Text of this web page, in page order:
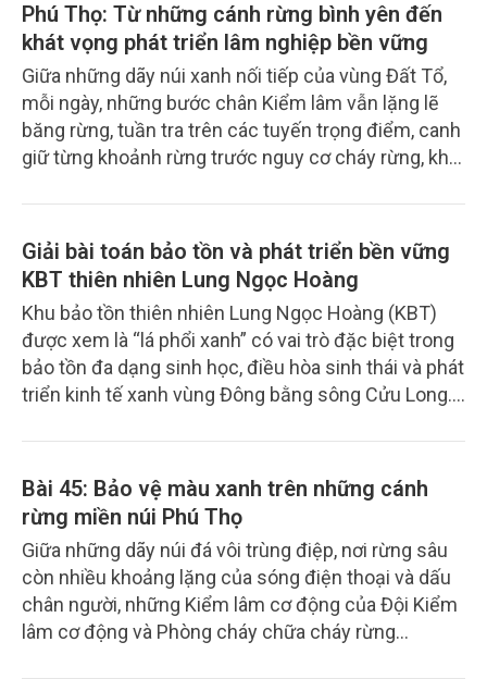
thực, từ tuần tra bảo vệ rừng, phòng cháy chữa
cháy đến chăm sóc, làm giàu rừng và xây dựng
quản lý rừng bền vững.
Phú Thọ: Từ những cánh rừng bình yên đến
khát vọng phát triển lâm nghiệp bền vững
Giữa những dãy núi xanh nối tiếp của vùng Đất Tổ,
mỗi ngày, những bước chân Kiểm lâm vẫn lặng lẽ
băng rừng, tuần tra trên các tuyến trọng điểm, canh
giữ từng khoảnh rừng trước nguy cơ cháy rừng, khai
nghiệt của biến đổi khí hậu. Sáu tháng đầu năm
2026, trong bối cảnh tỉnh Phú Thọ bước vào giai
đoạn vận hành mô hình chính quyền địa phương hai
cấp sau sáp nhập với nhiều khó khăn về tổ chức bộ
máy và nguồn lực, ngành Lâm nghiệp và Kiểm lâm
vẫn duy trì được nhịp phát triển ổn định, bảo vệ hiệu
quả tài nguyên rừng, tạo nền tảng để kinh tế lâm
nghiệp phát triển theo hướng hiện đại và bền vững.
Giải bài toán bảo tồn và phát triển bền vững
KBT thiên nhiên Lung Ngọc Hoàng
Khu bảo tồn thiên nhiên Lung Ngọc Hoàng (KBT)
được xem là “lá phổi xanh” có vai trò đặc biệt trong
bảo tồn đa dạng sinh học, điều hòa sinh thái và phát
triển kinh tế xanh vùng Đông bằng sông Cửu Long.
và khai thác tài nguyên, bài toán giải quyết hài hòa
giữa bảo tồn và phát triển bền vững tại khu KBT
đang đặt ra nhiều yêu cầu cấp thiết về một chiến
lược tổng thể, dài hạn và bền vững hơn.
Bài 45: Bảo vệ màu xanh trên những cánh
rừng miền núi Phú Thọ
Giữa những dãy núi đá vôi trùng điệp, nơi rừng sâu
còn nhiều khoảng lặng của sóng điện thoại và dấu
chân người, những Kiểm lâm cơ động của Đội Kiểm
lâm cơ động và Phòng cháy chữa cháy rừng